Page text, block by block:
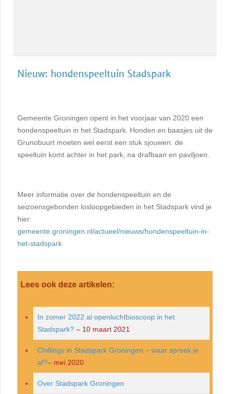
Nieuw: hondenspeeltuin Stadspark
Gemeente Groningen opent in het voorjaar van 2020 een
hondenspeeltuin in het Stadspark. Honden en baasjes uit de
Grunobuurt moeten wel eerst een stuk sjouwen: de
speeltuin komt achter in het park, na drafbaan en paviljoen.
Meer informatie over de hondenspeeltuin en de
seizoensgebonden losloopgebieden in het Stadspark vind je
hier:
gemeente.groningen.nl/actueel/nieuws/hondenspeeltuin-in-
het-stadspark
Lees ook deze artikelen:
In zomer 2022 al openluchtbioscoop in het
Stadspark? – 10 maart 2021
Chillings in Stadspark Groningen – waar spreek je
af?– mei 2020
Over Stadspark Groningen